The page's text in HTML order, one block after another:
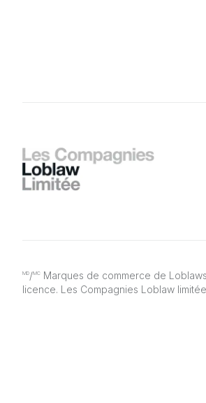
MD/MC Marques de commerce de
licence. Les Compagnies Loblaw